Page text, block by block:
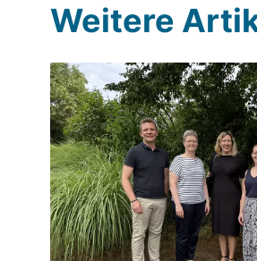
Weitere